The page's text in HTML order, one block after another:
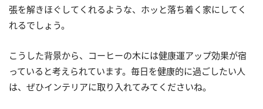
張を解きほぐしてくれるような、ホッと落ち着く家にしてく
れるでしょう。
こうした背景から、コーヒーの木には健康運アップ効果が宿
っていると考えられています。毎日を健康的に過ごしたい人
は、ぜひインテリアに取り入れてみてくださいね。